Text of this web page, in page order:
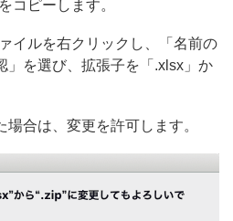
コピーします。
イルを右クリックし、「名前の
」を選び、拡張子を「.xlsx」か
合は、変更を許可します。